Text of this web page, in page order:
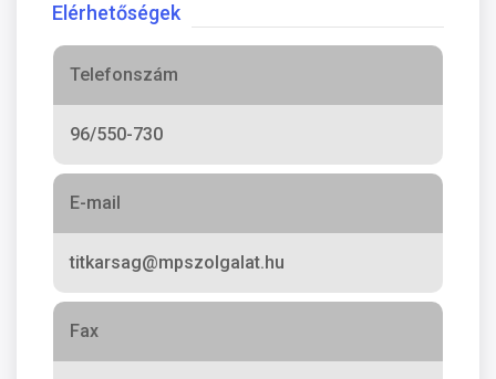
Elérhetőségek
Telefonszám
96/550-730
E-mail
titkarsag@mpszolgalat.hu
Fax